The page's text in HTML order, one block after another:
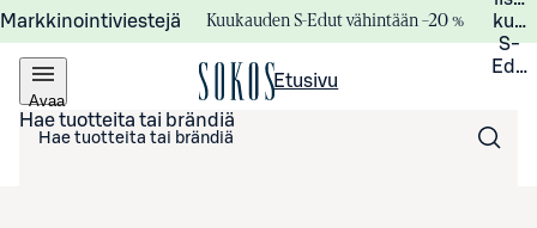
Markkinointiviestejä Kuukauden S-Edut vähintään –20 %
S-
Avaa
valikko
Etusivu
Hae tuotteita tai brändiä